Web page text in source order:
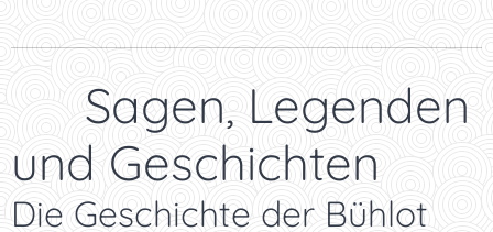
📜 Sagen, Legenden
und Geschichten
Die Geschichte der Bühlot